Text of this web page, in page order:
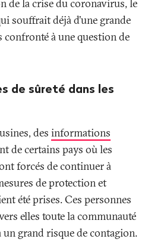
de la crise du coronavirus, le
souffrait déjà d’une grande
confronté à une question de
de sûreté dans les
des informations
de certains pays où les
forcés de continuer à
de protection et
été prises. Ces personnes
elles toute la communauté
grand risque de contagion.